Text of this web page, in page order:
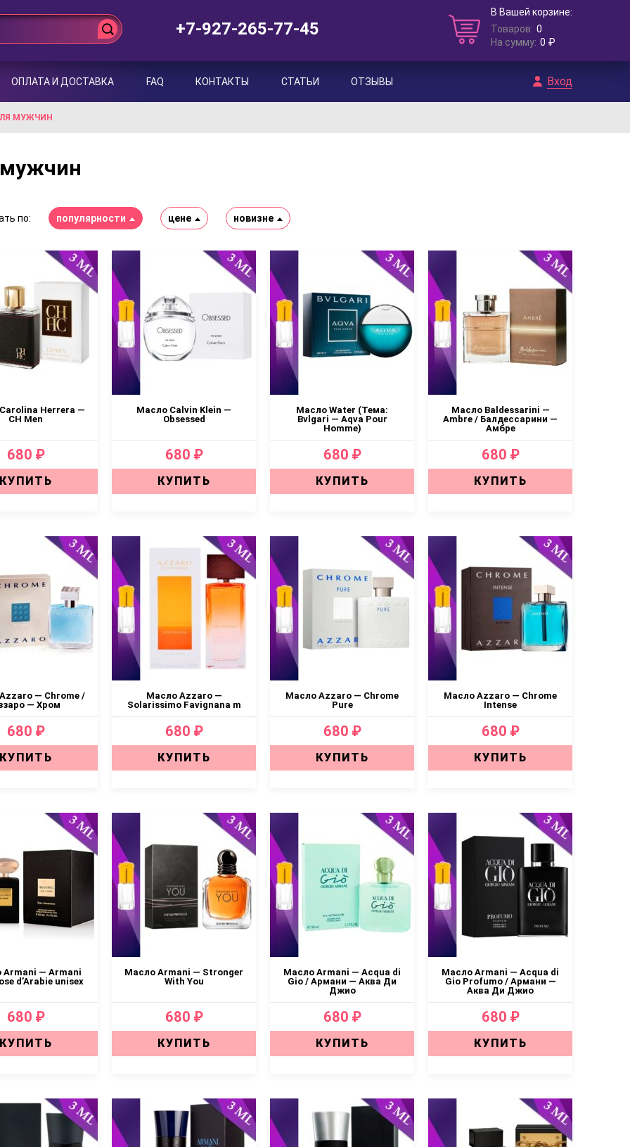
+7-927-265-77-45
В Вашей корзине:
Товаров: 0
На сумму: 0 ₽
ОПЛАТА И ДОСТАВКА FAQ КОНТАКТЫ СТАТЬИ ОТЗЫВЫ Вход
МУЖЧИН
по: популярности цене новизне
Herrera —
CH Men
680 ₽
КУПИТЬ
Масло Calvin Klein —
Obsessed
680 ₽
КУПИТЬ
Масло Water (Тема:
Bvlgari — Aqva Pour
Homme)
680 ₽
КУПИТЬ
Масло Baldessarini —
Ambre / Балдессарини —
Амбре
680 ₽
КУПИТЬ
— Chrome /
— Хром
680 ₽
КУПИТЬ
Масло Azzaro —
Solarissimo Favignana m
680 ₽
КУПИТЬ
Масло Azzaro — Chrome
Pure
680 ₽
КУПИТЬ
Масло Аzzaro — Chrome
Intense
680 ₽
КУПИТЬ
Armani — Armani
d’Arabie unisex
680 ₽
КУПИТЬ
Масло Armani — Stronger
With You
680 ₽
КУПИТЬ
Масло Armani — Acqua di
Gio / Армани — Аква Ди
Джио
680 ₽
КУПИТЬ
Масло Armani — Acqua di
Gio Profumo / Армани —
Аква Ди Джио
680 ₽
КУПИТЬ